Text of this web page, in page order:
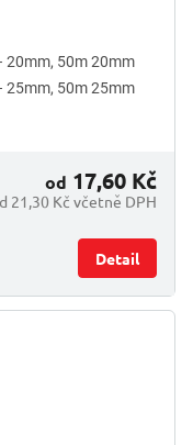
20mm, 50m 20mm
25mm, 50m 25mm
21,30 Kč včetně DPH
od 17,60 Kč
Detail